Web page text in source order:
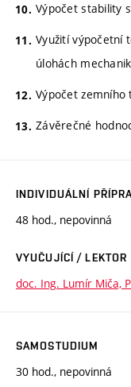
Výpočet stability
Využití výpočetní
úlohách
Výpočet zemního
Závěrečné
INDIVIDUÁLNÍ
48 hod., nepovinná
VYUČUJÍCÍ / LEKTOR
doc. Ing. Lumír Miča,
SAMOSTUDIUM
30 hod., nepovinná